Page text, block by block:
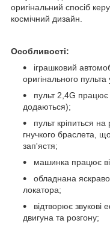
оригінальний спосіб
космічний дизайн.
Особливості:
іграшковий
оригінального
пульт 2,4G
додаються);
пульт кріпиться
гнучкого браслета,
зап'ястя;
машинка працює
обладнана
локатора;
відтворює звукові
двигуна та розгону;